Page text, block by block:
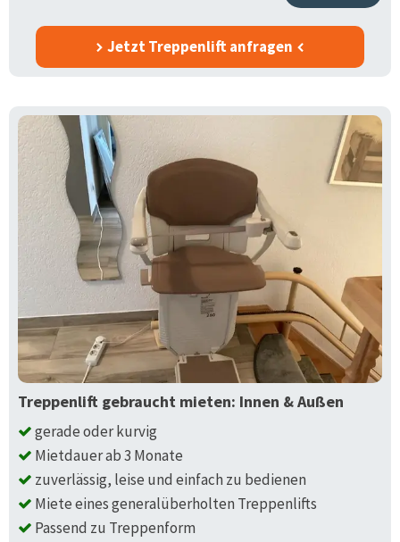
Jetzt Treppenlift anfragen
Treppenlift gebraucht mieten: Innen & Außen
gerade oder kurvig
Mietdauer ab 3 Monate
zuverlässig, leise und einfach zu bedienen
Miete eines generalüberholten Treppenlifts
Passend zu Treppenform